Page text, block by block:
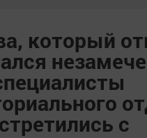
который
с